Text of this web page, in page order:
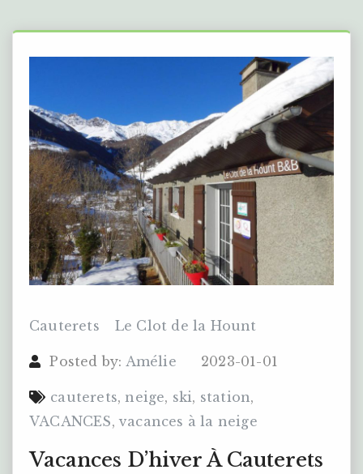
Cauterets Le Clot de la Hount
Posted by: Amélie 2023-01-01
cauterets,neige, ski, station,
VACANCES,vacances à la neige
Vacances D’hiver À Cauterets